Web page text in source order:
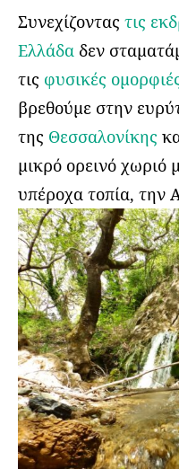
Συνεχίζοντας τις
Ελλάδα δεν
τις φυσικές
βρεθούμε στην
της Θεσσαλονίκης
μικρό ορεινό χωριό
υπέροχα τοπία, την